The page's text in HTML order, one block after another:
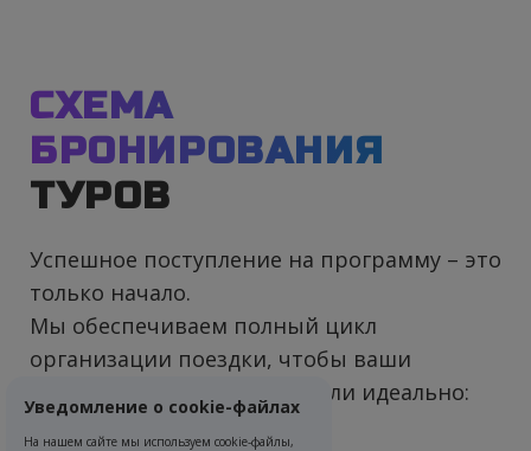
СХЕМА
БРОНИРОВАНИЯ
ТУРОВ
Успешное поступление на программу – это
только начало.
Мы обеспечиваем полный цикл
организации поездки, чтобы ваши
каникулы за рубежом прошли идеально:
Уведомление о cookie-файлах
На нашем сайте мы используем cookie-файлы,